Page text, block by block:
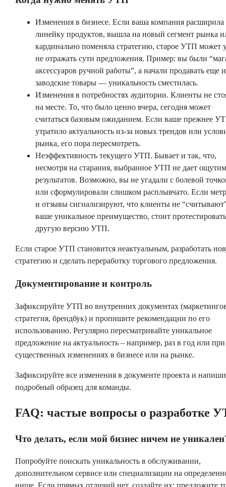
Изменения в бизнесе. Если ваша компания расширила
линейку продуктов, вышла на новый сегмент рынка
кардинально поменяла стратегию, старое УТП может
не отражать сути предложения. Пример: вы были
аксессуаров ручной работы”, а начали продавать еще и
заводские товары — уникальность сместилась.
Изменения в потребностях аудитории. Клиенты не
на месте. То, что было ценно вчера, сегодня может
считаться базовым ожиданием. Если ваше прежнее
утратило актуальность из-за новых трендов или
рынка, его пора пересмотреть.
Неэффективность текущего УТП. Бывает и так, что,
несмотря на старания, выбранное УТП не дает
результатов. Возможно, вы не угадали с болевой
или сформулировали слишком расплывчато. Если
и отзывы сигнализируют, что клиенты не
ваше уникальное преимущество, стоит протестировать
другую версию УТП.
Если старое УТП становится неактуальным, разработать
стратегию и сделать переработку торгового предложения.
Документирование и контроль
Зафиксируйте УТП во внутренних документах
стратегия, брендбук) и пропишите рекомендации по его
использованию. Регулярно пересматривайте уникальное
предложение на актуальность – например, раз в год или при
существенных изменениях в бизнесе или на рынке.
Зафиксируйте все изменения в документе проекта и
подробный образец для команды.
FAQ: частые вопросы о разработке
Что делать, если мой бизнес ничем не
Попробуйте поискать уникальность в обслуживании,
дополнительном сервисе или специализации на